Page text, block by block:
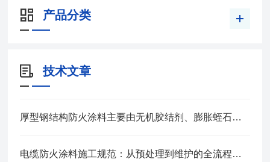
产品分类
技术文章
厚型钢结构防火涂料主要由无机胶结剂、膨胀蛭石等组成
电缆防火涂料施工规范：从预处理到维护的全流程管控